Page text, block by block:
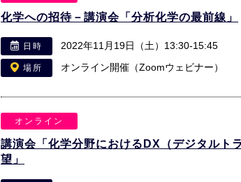
化学への招待－講演会「分析化学の最前線」
日時 2022年11月19日（土）13:30-15:45
場所 オンライン開催（Zoomウェビナー）
オンライン
講演会「化学分野におけるDX（デジタルト
望」